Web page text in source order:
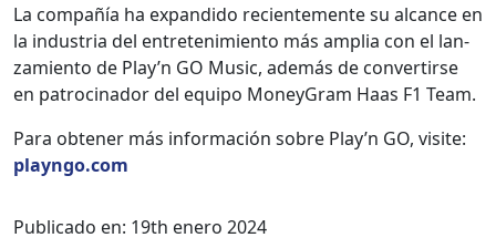
La com­pañía ha expandi­do recien­te­mente su alcance en
la indus­tria del entreten­imien­to más amplia con el lan­
za­mien­to de Play’n GO Music, además de con­ver­tirse
en patroci­nador del equipo Mon­ey­Gram Haas F1 Team.
Para obten­er más infor­ma­ción sobre Play’n GO, vis­ite:
playngo.com
Publicado en: 19th enero 2024